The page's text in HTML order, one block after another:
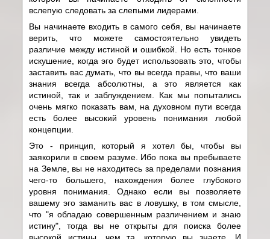
вслепую следовать за слепыми лидерами.
Вы начинаете входить в самого себя, вы начинаете
верить, что можете самостоятельно увидеть
различие между истиной и ошибкой. Но есть тонкое
искушение, когда эго будет использовать это, чтобы
заставить вас думать, что вы всегда правы, что ваши
знания всегда абсолютны, а это является как
истиной, так и заблуждением. Как мы попытались
очень мягко показать вам, на духовном пути всегда
есть более высокий уровень понимания любой
концепции.
Это - принцип, который я хотел бы, чтобы вы
заякорили в своем разуме. Ибо пока вы пребываете
на Земле, вы не находитесь за пределами познания
чего-то большего, нахождения более глубокого
уровня понимания. Однако если вы позволяете
вашему эго заманить вас в ловушку, в том смысле,
что "я обладаю совершенным различением и знаю
истину", тогда вы не открыты для поиска более
высокой истины, чем та, которую вы знаете. И